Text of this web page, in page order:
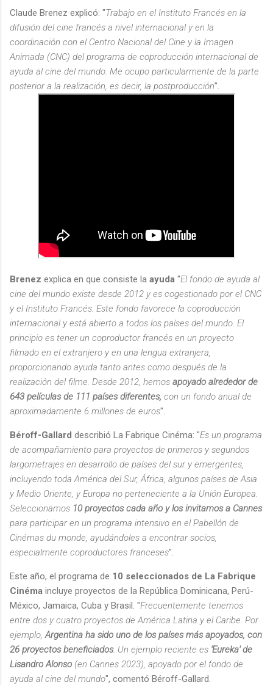
Claude Brenez explicó: "Trabajo en el Instituto Francés en la
difusión del cine francés a nivel internacional y en la
coordinación con el Centro Nacional del Cine y la Imagen
Animada (CNC) del programa de coproducción internacional de
ayuda al cine del mundo. Me ocupo particularmente de la parte
posterior a la realización, es decir, la postproducción".
Brenez explica en que consiste la ayuda "El fondo de ayuda al
cine del mundo existe desde 2012 y es cogestionado por el CNC
y el Instituto Francés. Este fondo favorece la coproducción
internacional y está abierto a todos los países del mundo. El
principio es tener un coproductor francés en un proyecto
filmado en el extranjero y en una lengua extranjera,
proporcionando ayuda tanto antes como después de la
realización del filme. Desde 2012, hemos apoyado alrededor de
643 películas de 111 países diferentes, con un fondo anual de
aproximadamente 6 millones de euros".
Béroff-Gallard describió La Fabrique Cinéma: "Es un programa
de acompañamiento para proyectos de primeros y segundos
largometrajes en desarrollo de países del sur y emergentes,
incluyendo toda América del Sur, África, algunos países de Asia
y Medio Oriente, y Europa no perteneciente a la Unión Europea.
Seleccionamos 10 proyectos cada año y los invitamos a Cannes
para participar en un programa intensivo en el Pabellón de
Cinémas du monde, ayudándoles a encontrar socios,
especialmente coproductores franceses".
Este año, el programa de 10 seleccionados de La Fabrique
Cinéma incluye proyectos de la República Dominicana, Perú-
México, Jamaica, Cuba y Brasil. "Frecuentemente tenemos
entre dos y cuatro proyectos de América Latina y el Caribe. Por
ejemplo, Argentina ha sido uno de los países más apoyados, con
26 proyectos beneficiados. Un ejemplo reciente es 'Eureka' de
Lisandro Alonso (en Cannes 2023), apoyado por el fondo de
ayuda al cine del mundo", comentó Béroff-Gallard.